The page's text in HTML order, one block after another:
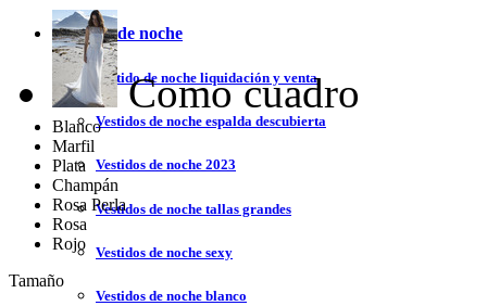
Vestidos de noche
Vestido de noche liquidación y venta
Vestidos de noche espalda descubierta
Vestidos de noche 2023
Vestidos de noche tallas grandes
Vestidos de noche sexy
Vestidos de noche blanco
Como cuadro
Blanco
Marfil
Plata
Champán
Rosa Perla
Rosa
Rojo
Tamaño